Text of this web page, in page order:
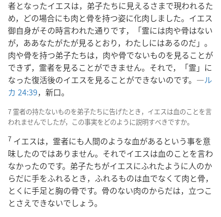
者となったイエスは，弟子たちに見えるさまで現われるた
め，どの場合にも肉と骨を持つ姿に化肉しました。イエス
御自身がその時言われた通りです，「霊には肉や骨はない
が，ああなたがたが見るとおり，わたしにはあるのだ」。
肉や骨を持つ弟子たちは，肉や骨でないものを見ることが
できず，霊者を見ることができません。それで，「霊」に
なった復活後のイエスを見ることができないのです。―ル
カ 24:39，新口。
7 霊者の持たないものを弟子たちに告げたとき，イエスは血のことを言
われませんでしたが，この事実をどのように説明すべきですか。
7 イエスは，霊者にも人間のような血があるという事を意
味したのではありません。それでイエスは血のことを言わ
なかったのです。弟子たちがイエスにふれたように人のか
らだに手をふれるとき，ふれるものは血でなくて肉と骨，
とくに手足と胸の骨です。骨のない肉のからだは，立つこ
とさえできないでしょう。